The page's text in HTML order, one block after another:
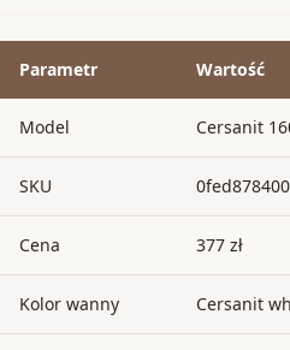
Parametr Wartość
Model Cersanit
SKU
Cena 377 zł
Kolor wanny Cersanit